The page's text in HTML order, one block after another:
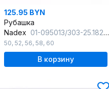
125.95 BYN
Рубашка
Nadex 01-095013/303-25.182-188
50, 52, 56, 58, 60
В корзину